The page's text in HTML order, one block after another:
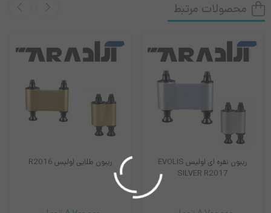
استفاده می شود.
کیفیت بالای چاپ این ریبون باعث گردیده تا بتواند به راحتی در بین
کاربران محبوبیت خاصی را به خود اختصاص دهد. این محصول با وجود
تنها یک رنگ چاپ محصول بسیار کاربردی و پر استفاده می باشد.
لازم به ذکر است که ریبون مشکی پرینتر نیسکا مدل Nisca 53XX تک
رنگ برای شخصی سازی کارت‌های از پیش چاپ شده بسیار مقرون به
صرفه می‌باشد. می‌توان گفت که ریبون مشکی پرینتر نیسکا مدل Nisca
5350 به عنوان یک راه حل ایده آل برای کارت هایی که عناصر شخصی
چند رنگ مانند یک تصویر نیاز ندارد بسیار مناسب می‌باشد. بنابراین
محصولات مرتبط
ریبون نقره ای اولیس EVOLIS
SILVER R2017
ریبون طلایی اولیس R2016